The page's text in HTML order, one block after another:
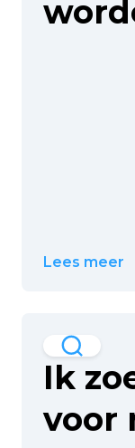
Lees meer
Ik
voor